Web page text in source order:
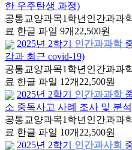
한 우주탄생 과정)
공통교양과목1학년 인간과과
료 한글 파일 9개 22,500원
2025년 2학기
인간과과학
감과 최근 covid-19)
공통교양과목1학년 인간과과
료 한글 파일 12개 22,500원
2025년 2학기
인간과과학
소 중독사고 사례 조사 및 분
공통교양과목1학년 인간과과
료 한글 파일 10개 22,500원
2025년 2학기
인간과사회